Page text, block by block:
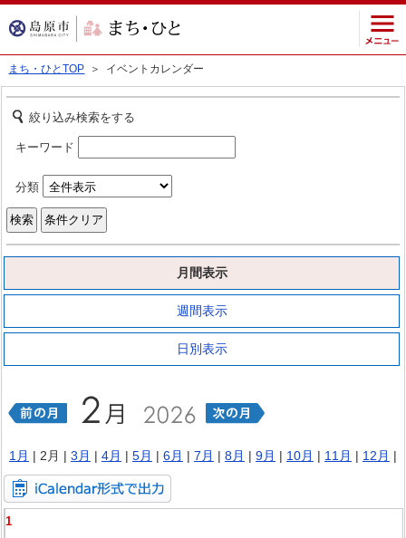
まち・ひとTOP ＞ イベントカレンダー
絞り込み検索をする
キーワード
分類
月間表示
週間表示
日別表示
1月 | 2月 | 3月 | 4月 | 5月 | 6月 | 7月 | 8月 | 9月 | 10月 | 11月 | 12月 |
1